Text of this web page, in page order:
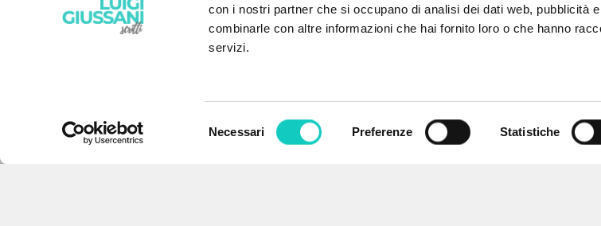
con i nostri partner che si occupano di analisi dei dati web, pubblicità
combinarle con altre informazioni che hai fornito loro o che hanno
servizi.
Necessari Preferenze Statistiche
IL PROGETTO NAVIGA